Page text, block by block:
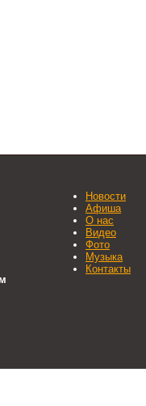
Новости
Афиша
О нас
Видео
Фото
Музыка
Контакты